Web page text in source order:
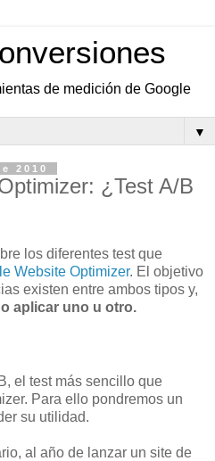
de medición de Google
▼
2010
¿Test A/B
los diferentes test que
Website Optimizer. El objetivo
existen entre ambos tipos y,
aplicar uno u otro.
el test más sencillo que
Para ello pondremos un
su utilidad.
al año de lanzar un site de